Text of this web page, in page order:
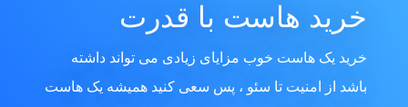
خرید هاست با قدرت
خرید یک هاست خوب مزایای زیادی می تواند داشته
باشد از امنیت تا سئو ، پس سعی کنید همیشه یک هاست